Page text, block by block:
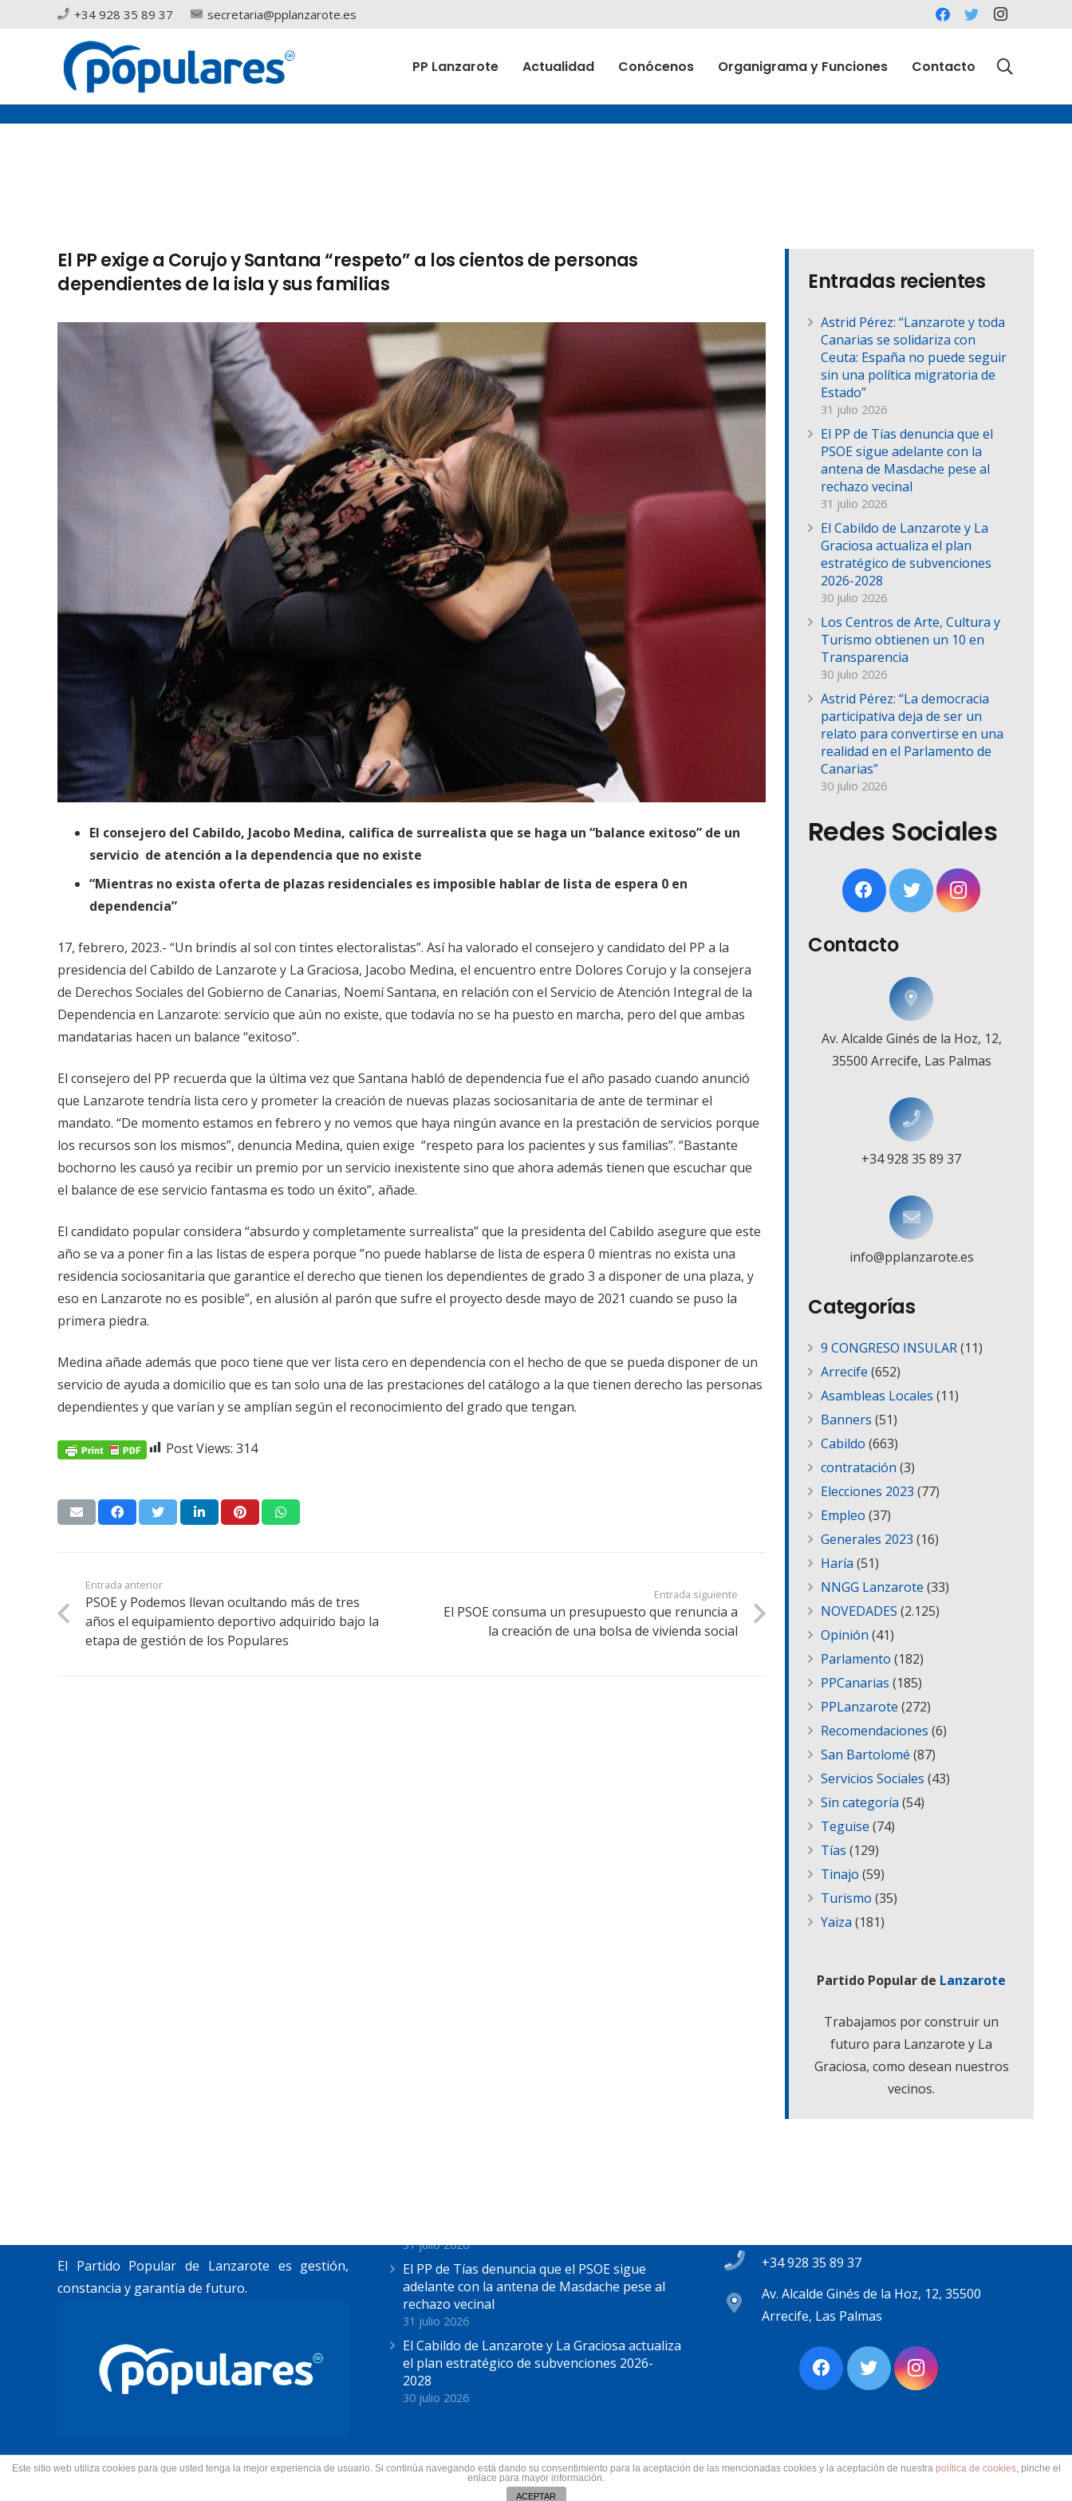
+34 928 35 89 37 secretaria@pplanzarote.es
PP Lanzarote Actualidad Conócenos Organigrama y Funciones Contacto
El PP exige a Corujo y Santana “respeto” a los cientos de personas
dependientes de la isla y sus familias
El consejero del Cabildo, Jacobo Medina, califica de surrealista que se haga un “balance exitoso” de un
servicio de atención a la dependencia que no existe
“Mientras no exista oferta de plazas residenciales es imposible hablar de lista de espera 0 en
dependencia”
17, febrero, 2023.- “Un brindis al sol con tintes electoralistas”. Así ha valorado el consejero y candidato del PP a la
presidencia del Cabildo de Lanzarote y La Graciosa, Jacobo Medina, el encuentro entre Dolores Corujo y la consejera
de Derechos Sociales del Gobierno de Canarias, Noemí Santana, en relación con el Servicio de Atención Integral de la
Dependencia en Lanzarote: servicio que aún no existe, que todavía no se ha puesto en marcha, pero del que ambas
mandatarias hacen un balance “exitoso”.
El consejero del PP recuerda que la última vez que Santana habló de dependencia fue el año pasado cuando anunció
que Lanzarote tendría lista cero y prometer la creación de nuevas plazas sociosanitaria de ante de terminar el
mandato. “De momento estamos en febrero y no vemos que haya ningún avance en la prestación de servicios porque
los recursos son los mismos”, denuncia Medina, quien exige “respeto para los pacientes y sus familias”. “Bastante
bochorno les causó ya recibir un premio por un servicio inexistente sino que ahora además tienen que escuchar que
el balance de ese servicio fantasma es todo un éxito”, añade.
El candidato popular considera “absurdo y completamente surrealista” que la presidenta del Cabildo asegure que este
año se va a poner fin a las listas de espera porque ”no puede hablarse de lista de espera 0 mientras no exista una
residencia sociosanitaria que garantice el derecho que tienen los dependientes de grado 3 a disponer de una plaza, y
eso en Lanzarote no es posible”, en alusión al parón que sufre el proyecto desde mayo de 2021 cuando se puso la
primera piedra.
Medina añade además que poco tiene que ver lista cero en dependencia con el hecho de que se pueda disponer de un
servicio de ayuda a domicilio que es tan solo una de las prestaciones del catálogo a la que tienen derecho las personas
dependientes y que varían y se amplían según el reconocimiento del grado que tengan.
Post Views: 314
Entrada anterior
PSOE y Podemos llevan ocultando más de tres
años el equipamiento deportivo adquirido bajo la
etapa de gestión de los Populares
Entrada siguiente
El PSOE consuma un presupuesto que renuncia a
la creación de una bolsa de vivienda social
Entradas recientes
Astrid Pérez: “Lanzarote y toda
Canarias se solidariza con
Ceuta: España no puede seguir
sin una política migratoria de
Estado”
31 julio 2026
El PP de Tías denuncia que el
PSOE sigue adelante con la
antena de Masdache pese al
rechazo vecinal
31 julio 2026
El Cabildo de Lanzarote y La
Graciosa actualiza el plan
estratégico de subvenciones
2026-2028
30 julio 2026
Los Centros de Arte, Cultura y
Turismo obtienen un 10 en
Transparencia
30 julio 2026
Astrid Pérez: “La democracia
participativa deja de ser un
relato para convertirse en una
realidad en el Parlamento de
Canarias”
30 julio 2026
Redes Sociales
Contacto
Av. Alcalde Ginés de la Hoz, 12,
35500 Arrecife, Las Palmas
+34 928 35 89 37
info@pplanzarote.es
Categorías
9 CONGRESO INSULAR(11)
Arrecife (652)
Asambleas Locales (11)
Banners (51)
Cabildo (663)
contratación (3)
Elecciones 2023 (77)
Empleo (37)
Generales 2023 (16)
Haría (51)
NNGG Lanzarote (33)
NOVEDADES (2.125)
Opinión (41)
Parlamento (182)
PPCanarias (185)
PPLanzarote (272)
Recomendaciones (6)
San Bartolomé (87)
Servicios Sociales (43)
Sin categoría (54)
Teguise (74)
Tías (129)
Tinajo (59)
Turismo (35)
Yaiza (181)
Partido Popular de Lanzarote
Trabajamos por construir un
futuro para Lanzarote y La
Graciosa, como desean nuestros
vecinos.
El Partido Popular de Lanzarote es gestión,
constancia y garantía de futuro.
31 julio 2026
El PP de Tías denuncia que el PSOE sigue
adelante con la antena de Masdache pese al
rechazo vecinal
31 julio 2026
El Cabildo de Lanzarote y La Graciosa actualiza
el plan estratégico de subvenciones 2026-
2028
30 julio 2026
+34 928 35 89 37
Av. Alcalde Ginés de la Hoz, 12, 35500
Arrecife, Las Palmas
© 2022 Partido Popular de Lanzarote.
Todos los derechos reservados.
Este sitio web utiliza cookies para que usted tenga la mejor experiencia de usuario. Si continúa navegando está dando su consentimiento para la aceptación de las mencionadas cookies y la aceptación de nuestra política de cookies, pinche el
enlace para mayor información.
ACEPTAR